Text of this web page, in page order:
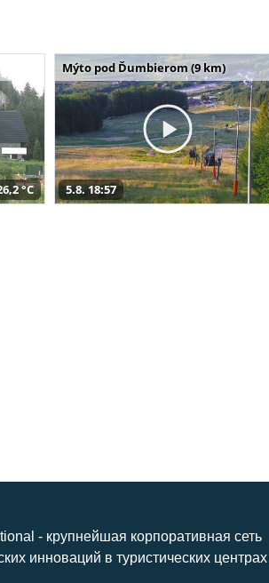
°C
Mýto pod Ďumbierom (9 km)
5.8. 18:57
- крупнейшая корпоративная сеть
инноваций в туристических